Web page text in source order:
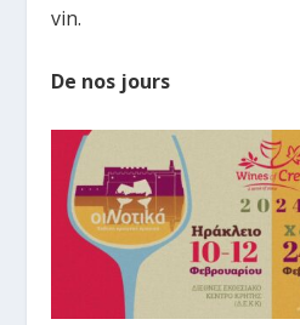
vin.
De nos jours